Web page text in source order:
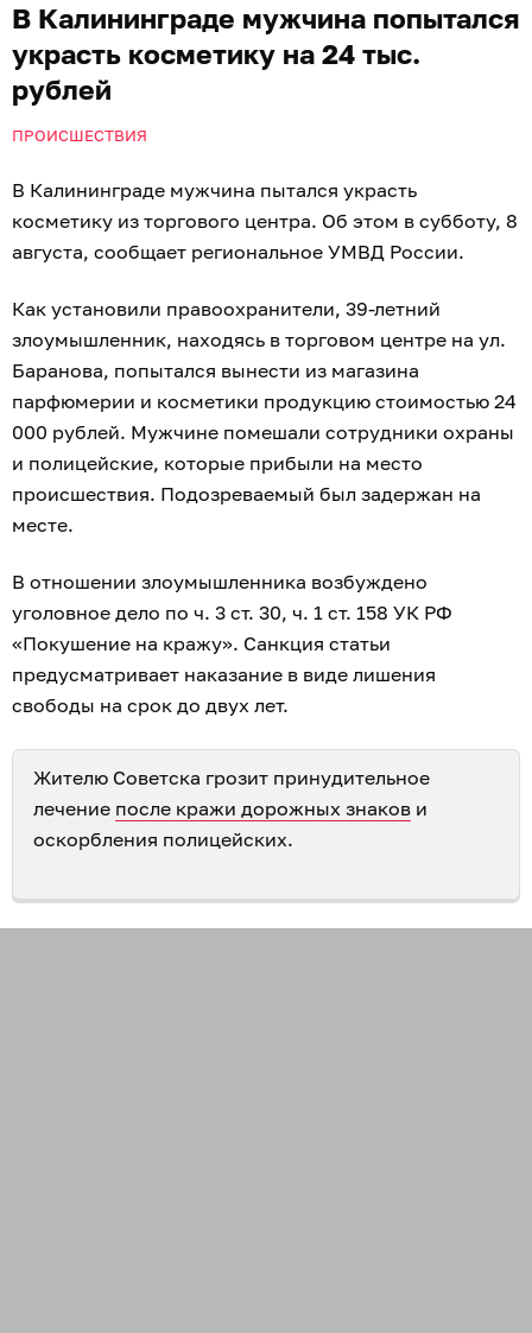
В Калининграде мужчина попытался
украсть косметику на 24 тыс.
рублей
ПРОИСШЕСТВИЯ
В Калининграде мужчина пытался украсть
косметику из торгового центра. Об этом в субботу, 8
августа, сообщает региональное УМВД России.
Как установили правоохранители, 39-летний
злоумышленник, находясь в торговом центре на ул.
Баранова, попытался вынести из магазина
парфюмерии и косметики продукцию стоимостью 24
000 рублей. Мужчине помешали сотрудники охраны
и полицейские, которые прибыли на место
происшествия. Подозреваемый был задержан на
месте.
В отношении злоумышленника возбуждено
уголовное дело по ч. 3 ст. 30, ч. 1 ст. 158 УК РФ
«Покушение на кражу». Санкция статьи
предусматривает наказание в виде лишения
свободы на срок до двух лет.
Жителю Советска грозит принудительное
лечение после кражи дорожных знаков и
оскорбления полицейских.